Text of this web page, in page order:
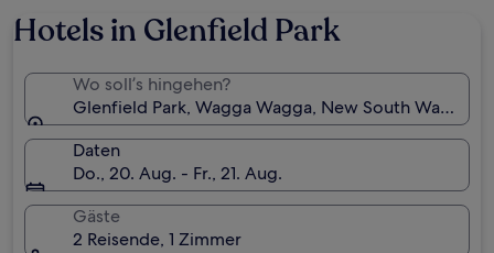
Hotels in Glenfield Park
Wo soll’s hingehen?
Glenfield Park, Wagga Wagga, New South Wales,
Daten
Do., 20. Aug. - Fr., 21. Aug.
Gäste
2 Reisende, 1 Zimmer